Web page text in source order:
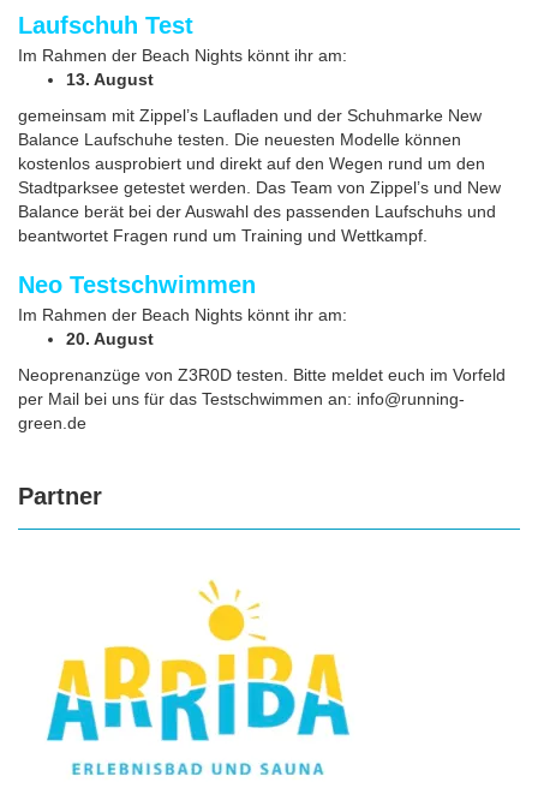
Laufschuh Test
Im Rahmen der Beach Nights könnt ihr am:
13. August
gemeinsam mit Zippel’s Laufladen und der Schuhmarke New
Balance Laufschuhe testen. Die neuesten Modelle können
kostenlos ausprobiert und direkt auf den Wegen rund um den
Stadtparksee getestet werden. Das Team von Zippel’s und New
Balance berät bei der Auswahl des passenden Laufschuhs und
beantwortet Fragen rund um Training und Wettkampf.
Neo Testschwimmen
Im Rahmen der Beach Nights könnt ihr am:
20. August
Neoprenanzüge von Z3R0D testen. Bitte meldet euch im Vorfeld
per Mail bei uns für das Testschwimmen an: info@running-
green.de
Partner